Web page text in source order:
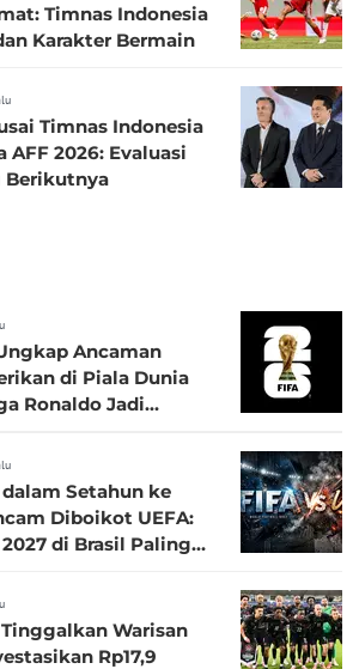
Timnas Indonesia
Karakter Bermain
Timnas Indonesia
2026: Evaluasi
Berikutnya
Ancaman
di Piala Dunia
Ronaldo Jadi
Setahun ke
Diboikot UEFA:
di Brasil Paling
Warisan
Rp17,9